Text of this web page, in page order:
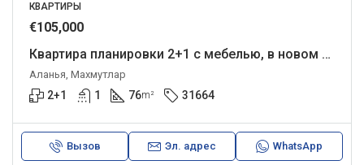
КВАРТИРЫ
€105,000
Квартира планировки 2+1 с мебелью, в новом комплексе.
Аланья, Махмутлар
2+1 1 76m² 31664
Вызов Эл. адрес WhatsApp